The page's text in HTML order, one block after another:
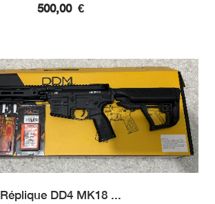
500,00 €
Réplique DD4 MK18 ...